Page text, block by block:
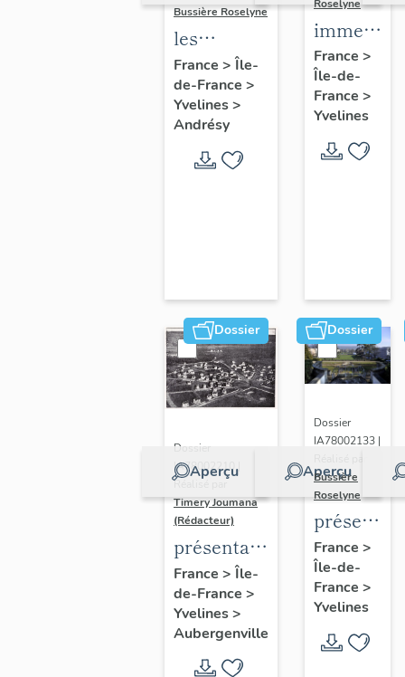
Bussière Roselyne
les
immeubles,
maisons et
fermes du
canton
d'Andrésy
France > Île-
de-France >
Yvelines>
Andrésy
Roselyne
maisons,
fermes
France >
Île-de-
France >
Yvelines
Dossier
Aperçu
Dossier
IA78002210 |
Réalisé par
Timery Joumana
(Rédacteur)
présentation
de l'étude
d'Elisabethville
France > Île-
de-France >
Yvelines>
Aubergenville
Dossier
Aperçu
Dossier
IA78002133 |
Bussière
Roselyne
du
diagnostic
et
France >
Île-de-
France >
Yvelines